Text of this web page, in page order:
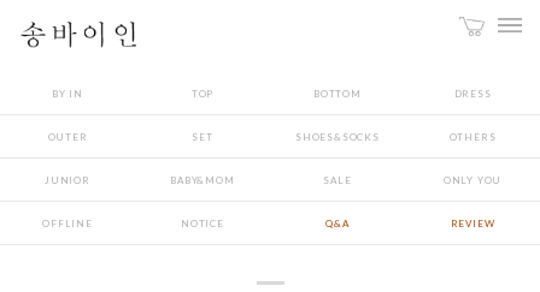
BY IN TOP BOTTOM DRESS
OUTER SET SHOES&SOCKS OTHERS
JUNIOR BABY&MOM SALE ONLY YOU
OFFLINE NOTICE Q&A REVIEW